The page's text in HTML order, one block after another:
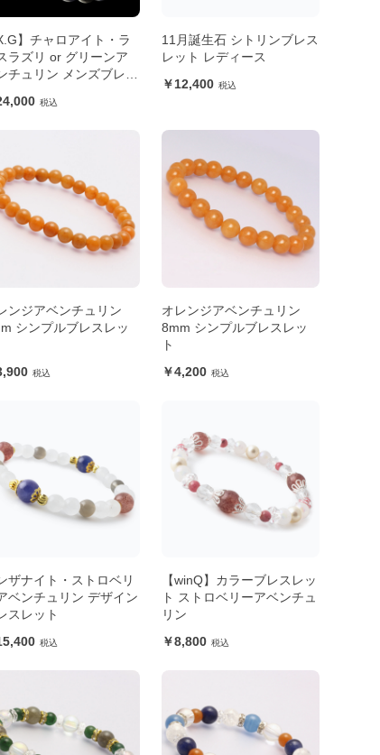
】チャロアイト・ラ
ラズリ or グリーンア
チュリン メンズブレス
11月誕生石 シトリンブレス
レット レディース
12,400
ンジアベンチュリン
シンプルブレスレッ
オレンジアベンチュリン
8mm シンプルブレスレッ
ト
4,200
ザナイト・ストロベリ
ベンチュリン デザイン
スレット
【winQ】カラーブレスレッ
ト ストロベリーアベンチュ
リン
8,800